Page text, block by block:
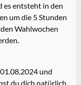
entsteht in den
um die 5 Stunden
Wahlwochen
und
du dich natürlich